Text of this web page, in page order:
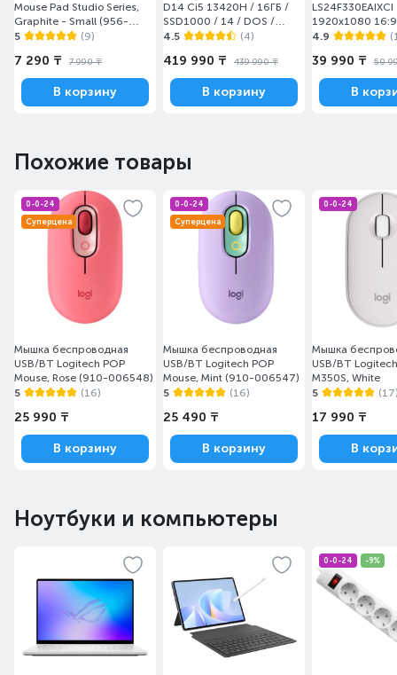
Mouse Pad Studio Series,
Graphite - Small (956-
000049)
5 (9)
7 290 ₸ 7 990 ₸
В корзину
D14 Ci5 13420H / 16ГБ /
SSD1000 / 14 / DOS /
(MendelG-W5611D/DOS)
4.5 (4)
419 990 ₸ 439 990 ₸
В корзину
LS24F330EAIXCI
1920x1080
(HDMI+DP) Black
4.9
39 990 ₸ 50
В
Похожие товары
0-0-24
Суперцена
Мышка беспроводная
USB/BT Logitech POP
Mouse, Rose (910-006548)
5
(16)
25 990 ₸
В корзину
0-0-24
Суперцена
Мышка беспроводная
USB/BT Logitech POP
Mouse, Mint (910-006547)
5
(16)
25 490 ₸
В корзину
0-0-24
Мышка
USB/BT
M350S, White
5
17 990 ₸
В
Ноутбуки и компьютеры
0-0-24 -9%